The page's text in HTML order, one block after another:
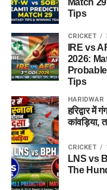
Match
Tips
CRICKET
IRE vs
2026:
Tips
HARIDWAR
हरिद्वार में
कांवड़िया,
CRICKET
LNS vs
The